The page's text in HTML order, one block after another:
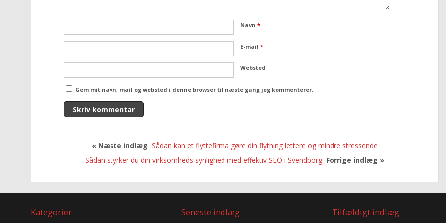
Navn*
E-mail*
Websted
Gem mit navn, mail og websted i denne browser til næste gang jeg kommenterer.
« Næste indlægSådan kan et flyttefirma gøre din flytning lettere og mindre stressende
Sådan styrker du din virksomheds synlighed med effektiv SEO i Svendborg Forrige indlæg »
Kategorier Seneste indlæg Tilfældigt indlæg